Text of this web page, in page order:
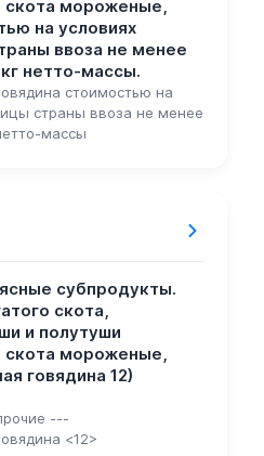
скота мороженые,
на условиях
ввоза не менее
нетто-массы.
стоимостью на
страны ввоза не менее
массы
субпродукты.
скота,
и полутуши
скота мороженые,
говядина 12)
---
<12>